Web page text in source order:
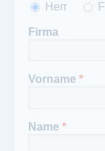
Herr
Firma
Vorname *
Name *